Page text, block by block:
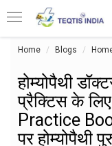
Home Blogs
होम्योपैथी
प्रैक्टिस के
Practice
पर होम्योपैथी